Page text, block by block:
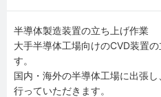
半導体製造装置の立ち上げ作業
大手半導体工場向けのCVD装置
す。
国内・海外の半導体工場に出張
行っていただきます。